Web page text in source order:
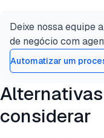
Deixe nossa equipe
de negócio com
Automatizar um
considerar